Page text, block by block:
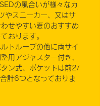
の風合いが様々なカ
やスニーカー、又はサ
せやすい夏のおすすめ
おります。
トループの他に両サイ
用アジャスター付き、
ン式、ポケットは前2/
計6つとなっておりま